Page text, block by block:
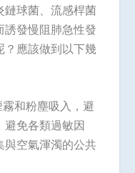
鏈球菌、流感桿菌
誘發慢阻肺急性發
？應該做到以下幾
和粉塵吸入，避
避免各類過敏因
與空氣渾濁的公共